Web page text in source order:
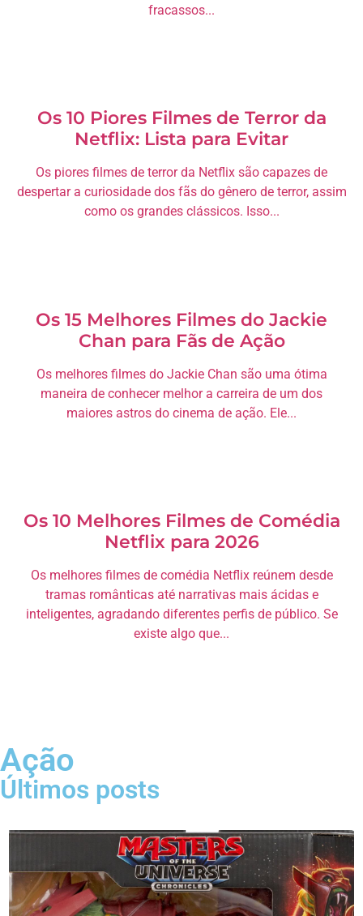
fracassos...
Os 10 Piores Filmes de Terror da
Netflix: Lista para Evitar
Os piores filmes de terror da Netflix são capazes de
despertar a curiosidade dos fãs do gênero de terror, assim
como os grandes clássicos. Isso...
Os 15 Melhores Filmes do Jackie
Chan para Fãs de Ação
Os melhores filmes do Jackie Chan são uma ótima
maneira de conhecer melhor a carreira de um dos
maiores astros do cinema de ação. Ele...
Os 10 Melhores Filmes de Comédia
Netflix para 2026
Os melhores filmes de comédia Netflix reúnem desde
tramas românticas até narrativas mais ácidas e
inteligentes, agradando diferentes perfis de público. Se
existe algo que...
Ação
Últimos posts